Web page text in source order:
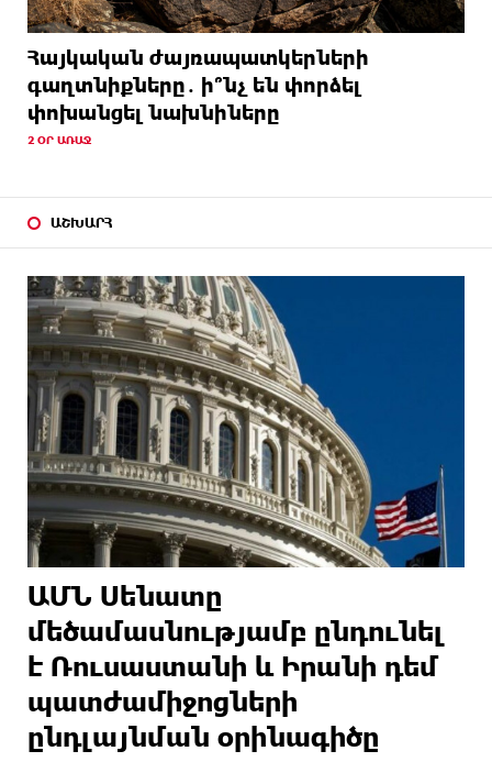
Հայկական ժայռապատկերների
գաղտնիքները․ ի՞նչ են փորձել
փոխանցել նախնիները
2 ՕՐ ԱՌԱՋ
ԱՇԽԱՐՀ
ԱՄՆ Սենատը
մեծամասնությամբ ընդունել
է Ռուսաստանի և Իրանի դեմ
պատժամիջոցների
ընդլայնման օրինագիծը